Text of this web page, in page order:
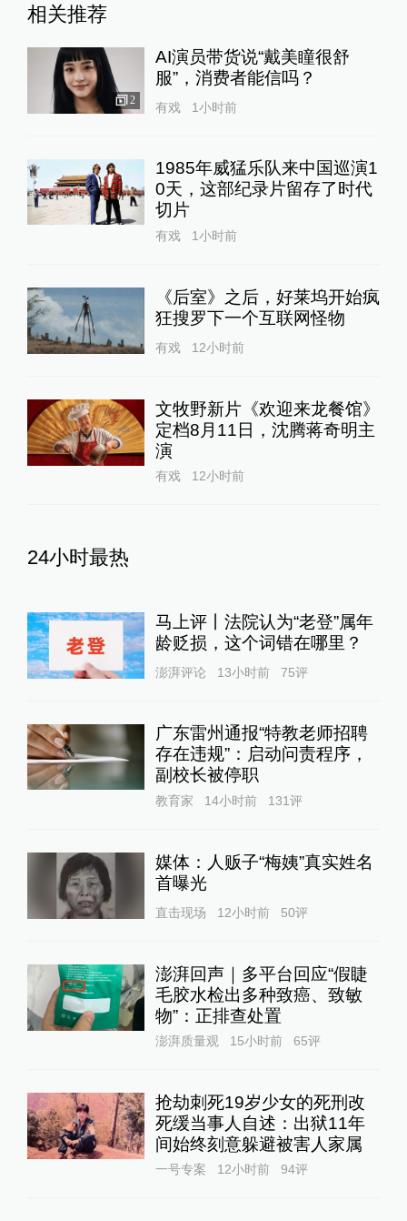
相关推荐
2
AI演员带货说“戴美瞳很舒
服”，消费者能信吗？
有戏 1小时前
1985年威猛乐队来中国巡演1
0天，这部纪录片留存了时代
切片
有戏 1小时前
《后室》之后，好莱坞开始疯
狂搜罗下一个互联网怪物
有戏 12小时前
文牧野新片《欢迎来龙餐馆》
定档8月11日，沈腾蒋奇明主
演
有戏 12小时前
24小时最热
马上评丨法院认为“老登”属年
龄贬损，这个词错在哪里？
澎湃评论 13小时前 75评
广东雷州通报“特教老师招聘
存在违规”：启动问责程序，
副校长被停职
教育家 14小时前 131评
媒体：人贩子“梅姨”真实姓名
首曝光
直击现场 12小时前 50评
澎湃回声｜多平台回应“假睫
毛胶水检出多种致癌、致敏
物”：正排查处置
澎湃质量观 15小时前 65评
抢劫刺死19岁少女的死刑改
死缓当事人自述：出狱11年
间始终刻意躲避被害人家属
一号专案 12小时前 94评